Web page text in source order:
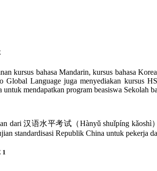
kursus bahasa Mandarin, kursus bahasa
Global Language juga menyediakan kursus
untuk mendapatkan program beasiswa
dari 汉语水平考试（Hànyǔ shuǐpíng kǎoshì
standardisasi Republik China untuk pekerja
1